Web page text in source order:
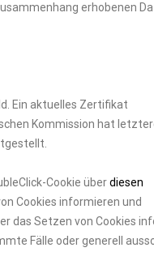
erhobenen
Ein aktuelles Zertifikat
Kommission hat
Cookie überdiesen
Cookies informieren und
das Setzen von Cookies
Fälle oder generell